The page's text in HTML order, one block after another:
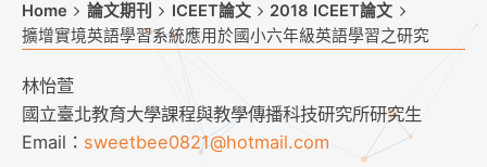
Home 論文期刊 ICEET論文
2018 ICEET論文
擴增實境英語學習系統應用於國小六年級英語學習之研究
林怡萱
國立臺北教育大學課程與教學傳播科技研究所研究生
Email： sweetbee0821@hotmail.com